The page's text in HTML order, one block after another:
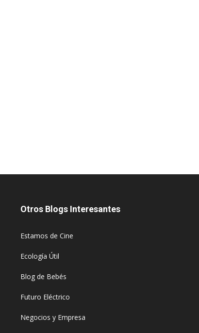
Otros Blogs Interesantes
Estamos de Cine
Ecología Útil
Blog de Bebés
Futuro Eléctrico
Negocios y Empresa